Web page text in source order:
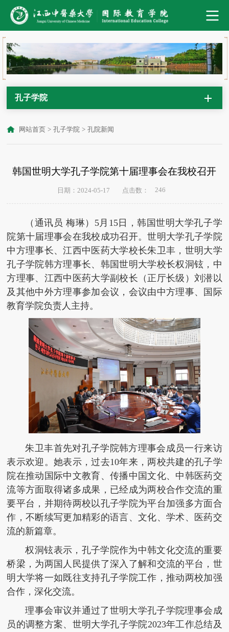
孔子学院
网站首页 > 孔子学院 > 孔院新闻
韩国世明大学孔子学院第十届理事会在我校召开
日期：2024-05-17 点击数： 246
（通讯员 梅琳）5月15日，韩国世明大学孔子学
院第十届理事会在我校成功召开。世明大学孔子学院
中方理事长、江西中医药大学校长朱卫丰，世明大学
孔子学院韩方理事长、韩国世明大学校长权洞铉，中
方理事、江西中医药大学副校长（正厅长级）刘潜以
及其他中外方理事参加会议，会议由中方理事、国际
教育学院负责人主持。
朱卫丰首先对孔子学院韩方理事会成员一行来访
表示欢迎。她表示，过去10年来，两校共建的孔子学
院在推动国际中文教育、传播中国文化、中韩医药交
流等方面取得诸多成果，已经成为两校合作交流的重
要平台，并期待两校以孔子学院为平台加强多方面合
作，不断续写更加精彩的语言、文化、学术、医药交
流的新篇章。
权洞铉表示，孔子学院作为中韩文化交流的重要
桥梁，为两国人民提供了深入了解和交流的平台，世
明大学将一如既往支持孔子学院工作，推动两校加强
合作，深化交流。
理事会审议并通过了世明大学孔子学院理事会成
员的调整方案、世明大学孔子学院2023年工作总结及